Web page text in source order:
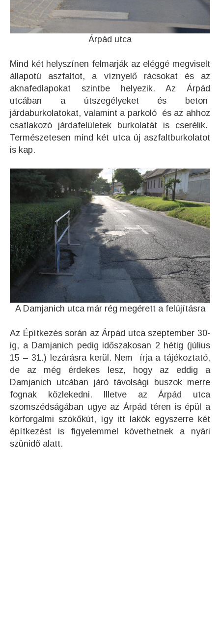
Árpád utca
Mind két helyszínen felmarják az eléggé megviselt
állapotú aszfaltot, a víznyelő rácsokat és az
aknafedlapokat szintbe helyezik. Az Árpád
utcában a útszegélyeket és beton
járdaburkolatokat, valamint a parkoló és az ahhoz
csatlakozó járdafelületek burkolatát is cserélik.
Természetesen mind két utca új aszfaltburkolatot
is kap.
A Damjanich utca már rég megérett a felújításra
Az Építkezés során az Árpád utca szeptember 30-
ig, a Damjanich pedig időszakosan 2 hétig (július
15 – 31.) lezárásra kerül. Nem írja a tájékoztató,
de az még érdekes lesz, hogy az eddig a
Damjanich utcában járó távolsági buszok merre
fognak közlekedni. Illetve az Árpád utca
szomszédságában ugye az Árpád téren is épül a
körforgalmi szökőkút, így itt lakók egyszerre két
építkezést is figyelemmel követhetnek a nyári
szünidő alatt.